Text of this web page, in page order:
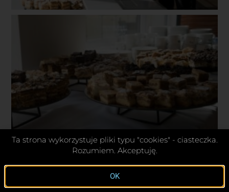
Ta strona wykorzystuje pliki typu "cookies" - ciasteczka.
Rozumiem. Akceptuję.
OK